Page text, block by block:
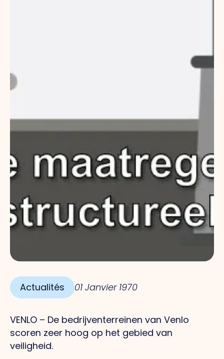
Actualités 01 Janvier 1970
VENLO – De bedrijventerreinen van Venlo
scoren zeer hoog op het gebied van
veiligheid.